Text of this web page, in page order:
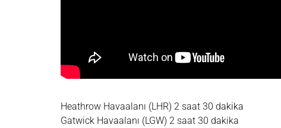
Heathrow Havaalanı (LHR) 2 saat 30 dakika
Gatwick Havaalanı (LGW) 2 saat 30 dakika